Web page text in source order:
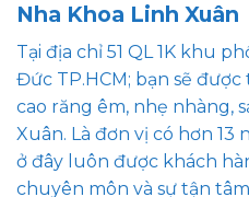
Nha Khoa Linh Xuân
Tại địa chỉ 51 QL 1K khu
Đức TP.HCM; bạn sẽ
cao răng êm, nhẹ nhàng,
Xuân. Là đơn vị có hơn 13
ở đây luôn được khách
chuyên môn và sự tận